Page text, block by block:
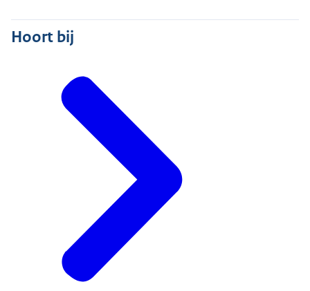
Hoort bij